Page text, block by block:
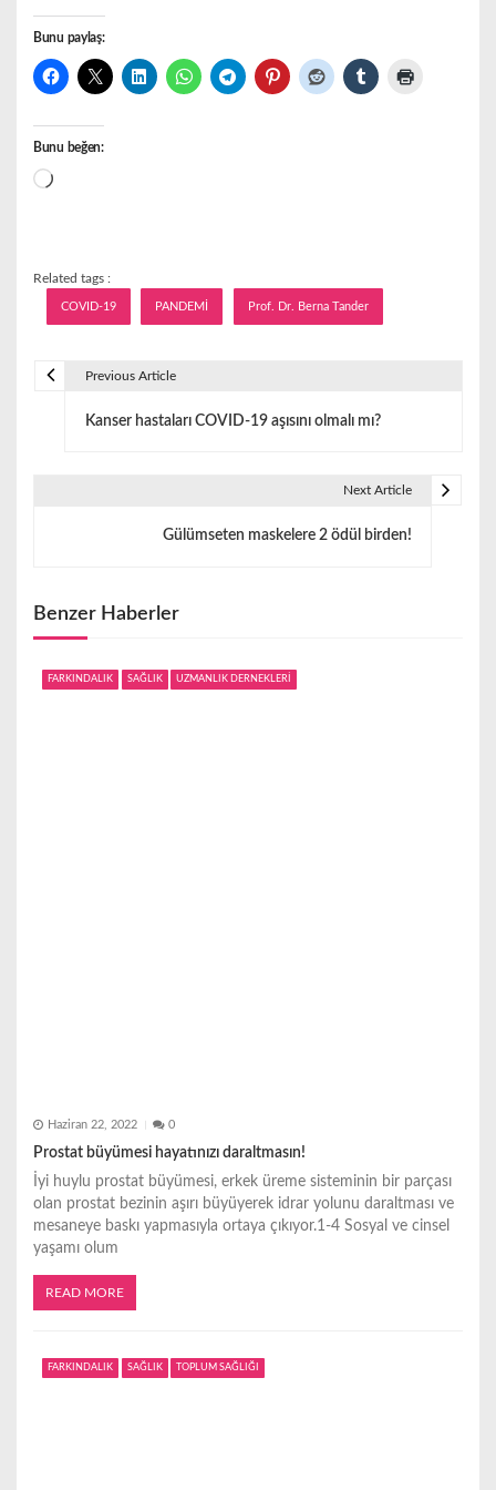
Bunu paylaş:
Bunu beğen:
Yükleniyor...
Related tags :
COVID-19 PANDEMİ Prof. Dr. Berna Tander
z
Previous Article
Kanser hastaları COVID-19 aşısını olmalı mı?
Next Article
Gülümseten maskelere 2 ödül birden!
Benzer Haberler
FARKINDALIK SAĞLIK UZMANLIK DERNEKLERİ
Haziran 22, 2022 0
Prostat büyümesi hayatınızı daraltmasın!
İyi huylu prostat büyümesi, erkek üreme sisteminin bir parçası
olan prostat bezinin aşırı büyüyerek idrar yolunu daraltması ve
mesaneye baskı yapmasıyla ortaya çıkıyor.1-4 Sosyal ve cinsel
yaşamı olum
READ MORE
FARKINDALIK SAĞLIK TOPLUM SAĞLIĞI